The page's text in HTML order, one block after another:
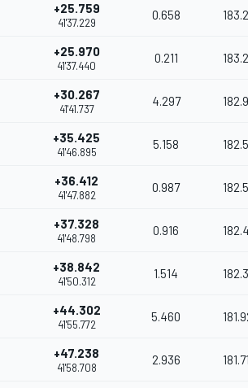
+25.759
41'37.229
0.658
+25.970
41'37.440
0.211
+30.267
41'41.737
4.297
+35.425
41'46.895
5.158
+36.412
41'47.882
0.987
+37.328
41'48.798
0.916
+38.842
41'50.312
1.514
+44.302
41'55.772
5.460
+47.238
41'58.708
2.936